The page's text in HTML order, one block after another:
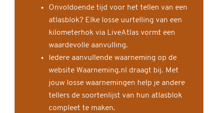
Onvoldoende tijd voor het tellen van een
atlasblok? Elke losse uurtelling van een
kilometerhok via LiveAtlas vormt een
waardevolle aanvulling.
Iedere aanvullende waarneming op de
website Waarneming.nl draagt bij. Met
jouw losse waarnemingen help je andere
tellers de soortenlijst van hun atlasblok
compleet te maken.